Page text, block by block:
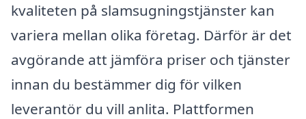
kvaliteten på slamsugningstjänster kan
variera mellan olika företag. Därför är det
avgörande att jämföra priser och tjänster
innan du bestämmer dig för vilken
leverantör du vill anlita. Plattformen